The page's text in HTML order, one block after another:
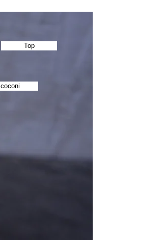
Top
coconi